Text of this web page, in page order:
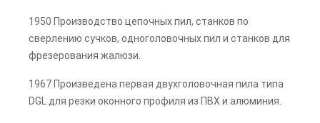
1950 Производство цепочных пил, станков по
сверлению сучков, одноголовочных пил и станков для
фрезерования жалюзи.
1967 Произведена первая двухголовочная пила типа
DGL для резки оконного профиля из ПВХ и алюминия.